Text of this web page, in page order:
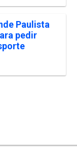
Paulista
pedir